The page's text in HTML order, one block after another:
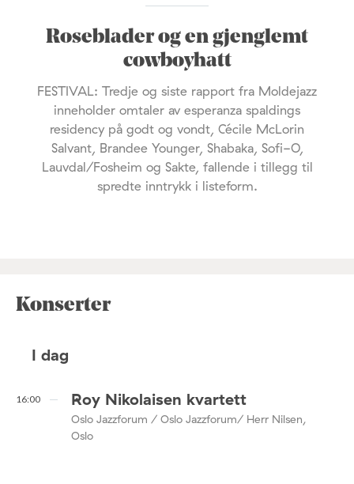
Roseblader og en gjenglemt
cowboyhatt
FESTIVAL: Tredje og siste rapport fra Moldejazz
inneholder omtaler av esperanza spaldings
residency på godt og vondt, Cécile McLorin
Salvant, Brandee Younger, Shabaka, Sofi-O,
Lauvdal/Fosheim og Sakte, fallende i tillegg til
spredte inntrykk i listeform.
Konserter
I dag
16:00 Roy Nikolaisen kvartett
Oslo Jazzforum / Oslo Jazzforum/ Herr Nilsen,
Oslo